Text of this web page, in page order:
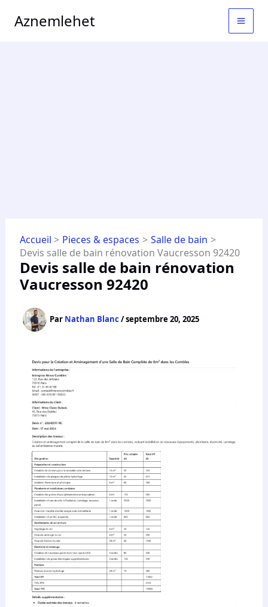
Aznemlehet
Accueil Pieces & espaces
Salle de bain
Devis salle de bain rénovation Vaucresson 92420
Devis salle de bain rénovation
Vaucresson 92420
Par Nathan Blanc/septembre 20, 2025